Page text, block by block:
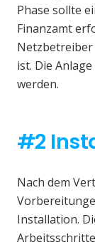
Phase sollte
Finanzamt
ist. Die
werden.
#2
Nach dem
Installation.